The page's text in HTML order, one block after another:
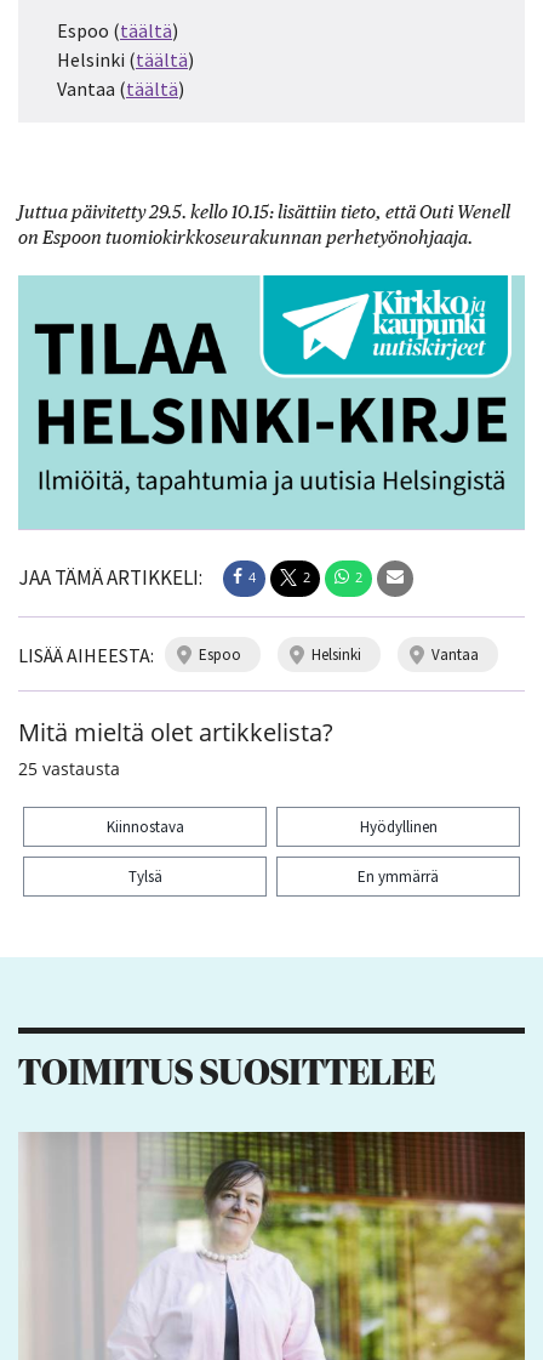
Espoo (täältä)
Helsinki (täältä)
Vantaa (täältä)
Juttua päivitetty 29.5. kello 10.15: lisättiin tieto, että Outi Wenell
on Espoon tuomiokirkkoseurakunnan perhetyönohjaaja.
JAA TÄMÄ ARTIKKELI: 4 2 2
LISÄÄ AIHEESTA: espoo helsinki vantaa
Mitä mieltä olet artikkelista?
25 vastausta
Kiinnostava Hyödyllinen
Tylsä En ymmärrä
TOIMITUS SUOSITTELEE